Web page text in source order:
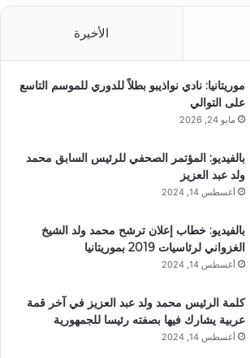
الأخيرة
موريتانيا: نادي نواذيبو بطلاً للدوري للموسم التاسع
على التوالي
مايو 24, 2026
بالفيديو: المؤتمر الصحفي للرئيس السابق محمد
ولد عبد العزيز
أغسطس 14, 2024
بالفيديو: خطاب إعلان ترشح محمد ولد الشيخ
الغزواني لرئاسيات 2019 بموريتانيا
أغسطس 14, 2024
كلمة الرئيس محمد ولد عبد العزيز في آخر قمة
عربية يشارك فيها بصفته رئيسا للجمهورية
أغسطس 14, 2024